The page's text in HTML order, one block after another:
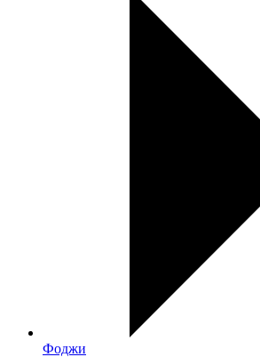
Фоджи